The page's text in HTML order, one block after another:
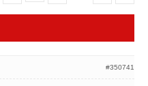
#350741